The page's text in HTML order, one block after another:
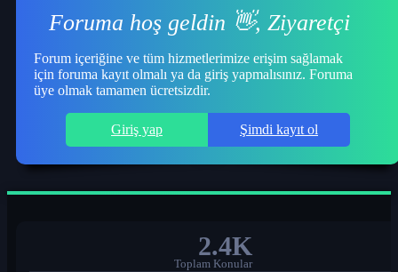
Foruma hoş geldin 👋, Ziyaretçi
Forum içeriğine ve tüm hizmetlerimize erişim sağlamak
için foruma kayıt olmalı ya da giriş yapmalısınız. Foruma
üye olmak tamamen ücretsizdir.
Giriş yap Şimdi kayıt ol
2.4K
Toplam Konular